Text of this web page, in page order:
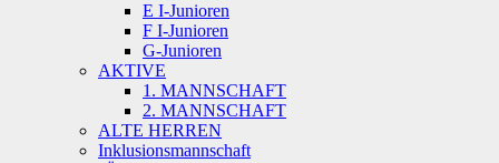
E I-Junioren
F I-Junioren
G-Junioren
AKTIVE
1. MANNSCHAFT
2. MANNSCHAFT
ALTE HERREN
Inklusionsmannschaft